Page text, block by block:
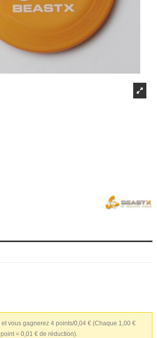
vous gagnerez 4 points/0,04 € (Chaque 1,00 €
= 0,01 € de réduction).